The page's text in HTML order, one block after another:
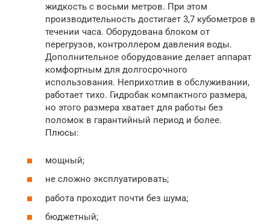
жидкость с восьми метров. При этом
производительность достигает 3,7 кубометров в
течении часа. Оборудована блоком от
перегрузов, контроллером давления воды.
Дополнительное оборудование делает аппарат
комфортным для долгосрочного
использования. Неприхотлив в обслуживании,
работает тихо. Гидробак компактного размера,
но этого размера хватает для работы без
поломок в гарантийный период и более.
Плюсы:
мощный;
не сложно эксплуатировать;
работа проходит почти без шума;
бюджетный;